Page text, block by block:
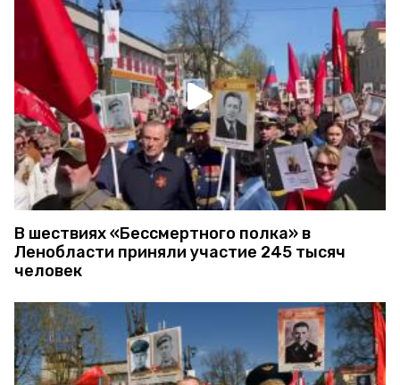
В шествиях «Бессмертного полка» в
Ленобласти приняли участие 245 тысяч
человек